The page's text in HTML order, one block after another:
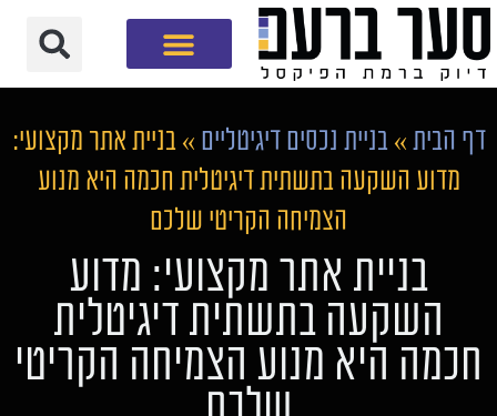
דף הבית »בניית נכסים דיגיטליים »בניית אתר מקצועי:
מדוע השקעה בתשתית דיגיטלית חכמה היא מנוע
הצמיחה הקריטי שלכם
בניית אתר מקצועי: מדוע
השקעה בתשתית דיגיטלית
חכמה היא מנוע הצמיחה הקריטי